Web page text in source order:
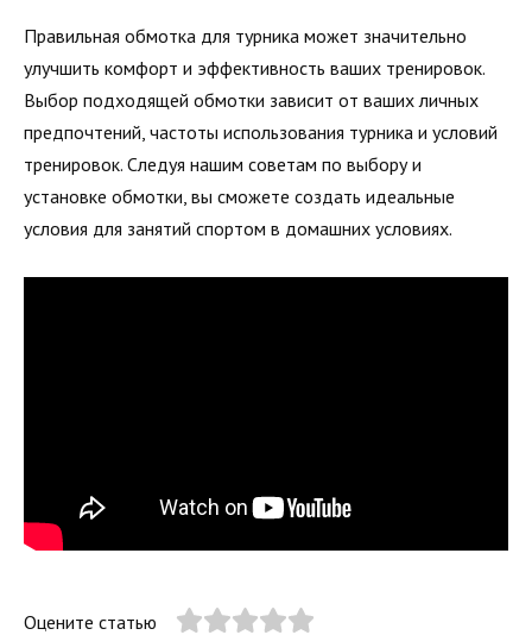
Правильная обмотка для турника может значительно
улучшить комфорт и эффективность ваших тренировок.
Выбор подходящей обмотки зависит от ваших личных
предпочтений, частоты использования турника и условий
тренировок. Следуя нашим советам по выбору и
установке обмотки, вы сможете создать идеальные
условия для занятий спортом в домашних условиях.
Оцените статью